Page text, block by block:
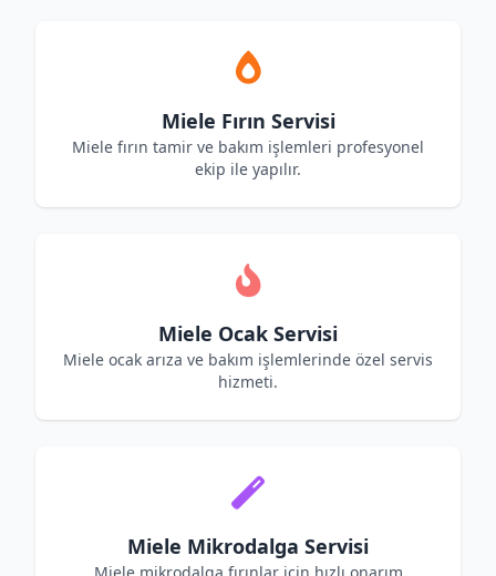
Miele Fırın Servisi
Miele fırın tamir ve bakım işlemleri profesyonel
ekip ile yapılır.
Miele Ocak Servisi
Miele ocak arıza ve bakım işlemlerinde özel servis
hizmeti.
Miele Mikrodalga Servisi